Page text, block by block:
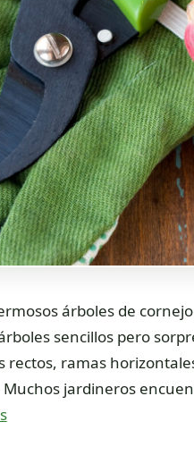
árboles de
sencillos pero
rectos, ramas
jardineros